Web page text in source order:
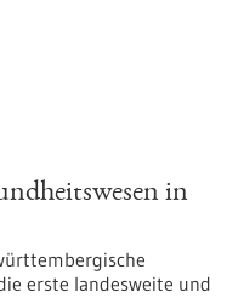
in
erste landesweite und